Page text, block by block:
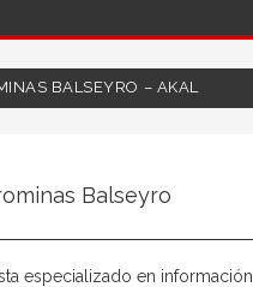
BALSEYRO – AKAL
Balseyro
especializado en información